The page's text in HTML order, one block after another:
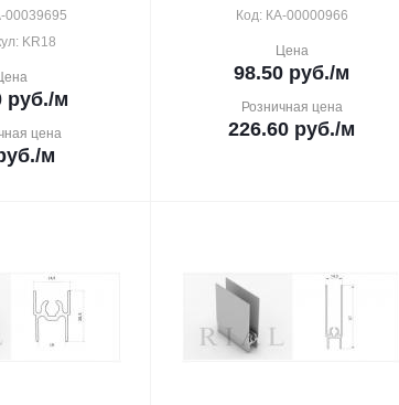
00039695
KR18
руб./м
цена
/м
Код: КА-00000966
Цена
98.50 руб./м
Розничная цена
226.60 руб./м